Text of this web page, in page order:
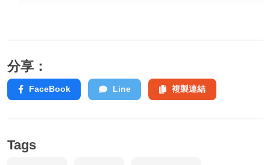
分享：
FaceBook Line 複製連結
Tags